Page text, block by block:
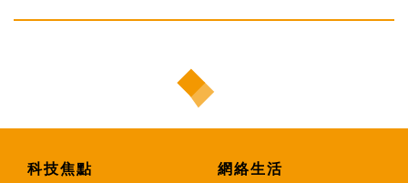
科技焦點 網絡生活